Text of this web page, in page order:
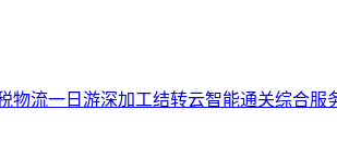
物流一日游深加工结转云智能通关综合服